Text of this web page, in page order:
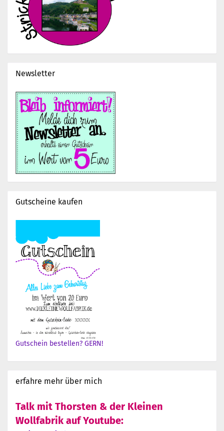
Newsletter
Gutscheine kaufen
Gutschein bestellen? GERN!
erfahre mehr über mich
Talk mit Thorsten & der Kleinen
Wollfabrik auf Youtube: